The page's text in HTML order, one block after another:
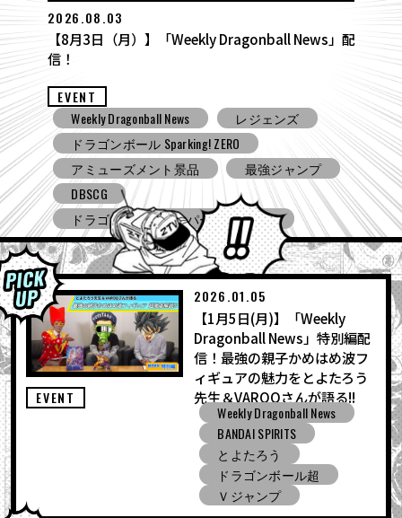
【7月27日（月）】「Weekly Dragonball
Weekly Dragonball News 食玩
Ｖジャンプ
ドラゴンボールスーパーダイバーズ
ドラゴンボール ゼノバース３
ドラゴンボール ゲキシン スクアドラ
BNE
Grandista
BLOOD OF
アミューズメント景品
バンプレスト
コミコン
とよたろうが描いてみた
ドラゴンボール Sparking! ZERO
ガシャポン バンダイ
EVENT
2026.01.05
【1月5日(月)】「Weekly
Dragonball News」特別編配
信！最強の親子かめはめ波フ
ィギュアの魅力をとよたろう
先生＆VAROQさんが語る!!
Weekly Dragonball News
BANDAI SPIRITS
とよたろう
ドラゴンボール超
Ｖジャンプ